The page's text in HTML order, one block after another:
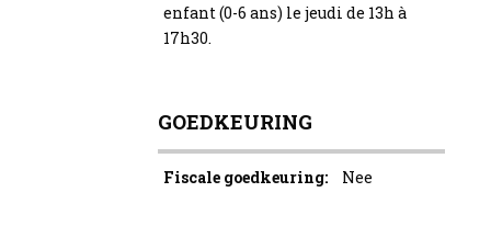
enfant (0-6 ans) le jeudi de 13h à
17h30.
GOEDKEURING
Fiscale goedkeuring: Nee